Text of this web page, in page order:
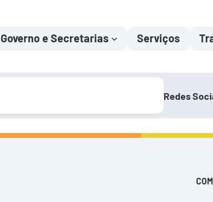
Governo e Secretarias Serviços
Redes